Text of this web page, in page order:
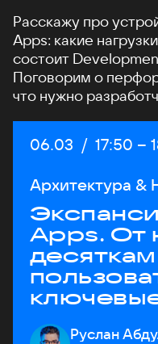
Расскажу про
Apps: какие
состоит
Поговорим о
что нужно
Дата:
06.03 / Начало:
17:50 –
Архитектура &
Apps. От
Руслан